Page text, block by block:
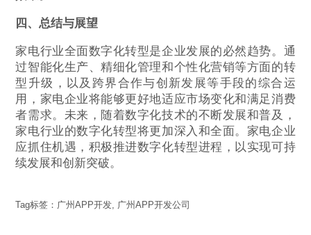
四、总结与展望
家电行业全面数字化转型是企业发展的必然趋势。通
过智能化生产、精细化管理和个性化营销等方面的转
型升级，以及跨界合作与创新发展等手段的综合运
用，家电企业将能够更好地适应市场变化和满足消费
者需求。未来，随着数字化技术的不断发展和普及，
家电行业的数字化转型将更加深入和全面。家电企业
应抓住机遇，积极推进数字化转型进程，以实现可持
续发展和创新突破。
Tag标签： 广州APP开发, 广州APP开发公司